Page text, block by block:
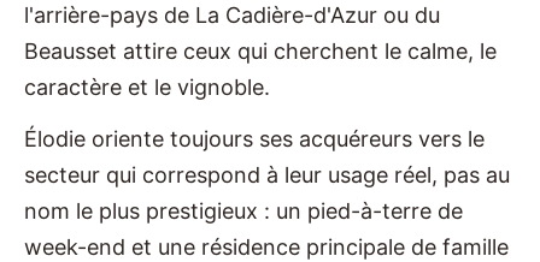
l'arrière-pays de La Cadière-d'Azur ou du
Beausset attire ceux qui cherchent le calme, le
caractère et le vignoble.
Élodie oriente toujours ses acquéreurs vers le
secteur qui correspond à leur usage réel, pas au
nom le plus prestigieux : un pied-à-terre de
week-end et une résidence principale de famille